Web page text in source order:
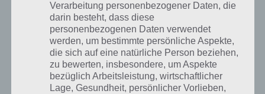
Hey suche aktive Nachbarn.
Methos284
Antworten
Verarbeitung personenbezogener Daten, die
darin besteht, dass diese
personenbezogenen Daten verwendet
werden, um bestimmte persönliche Aspekte,
die sich auf eine natürliche Person beziehen,
zu bewerten, insbesondere, um Aspekte
bezüglich Arbeitsleistung, wirtschaftlicher
Lage, Gesundheit, persönlicher Vorlieben,